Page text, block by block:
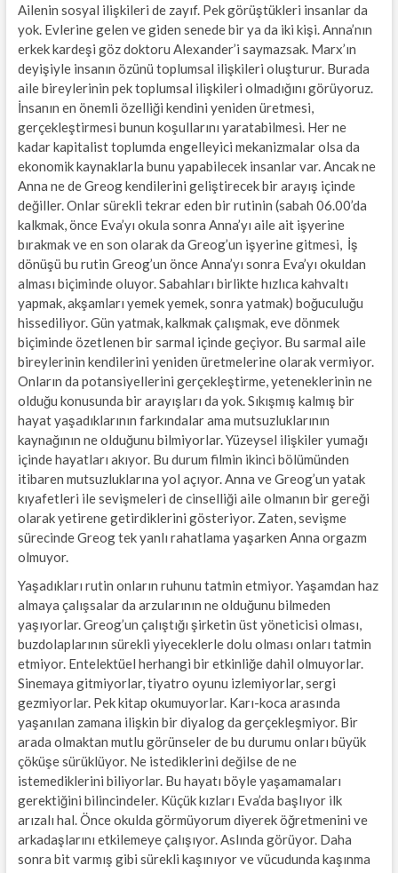
Ailenin sosyal ilişkileri de zayıf. Pek görüştükleri insanlar da
yok. Evlerine gelen ve giden senede bir ya da iki kişi. Anna’nın
erkek kardeşi göz doktoru Alexander’i saymazsak. Marx’ın
deyişiyle insanın özünü toplumsal ilişkileri oluşturur. Burada
aile bireylerinin pek toplumsal ilişkileri olmadığını görüyoruz.
İnsanın en önemli özelliği kendini yeniden üretmesi,
gerçekleştirmesi bunun koşullarını yaratabilmesi. Her ne
kadar kapitalist toplumda engelleyici mekanizmalar olsa da
ekonomik kaynaklarla bunu yapabilecek insanlar var. Ancak ne
Anna ne de Greog kendilerini geliştirecek bir arayış içinde
değiller. Onlar sürekli tekrar eden bir rutinin (sabah 06.00’da
kalkmak, önce Eva’yı okula sonra Anna’yı aile ait işyerine
bırakmak ve en son olarak da Greog’un işyerine gitmesi, İş
dönüşü bu rutin Greog’un önce Anna’yı sonra Eva’yı okuldan
alması biçiminde oluyor. Sabahları birlikte hızlıca kahvaltı
yapmak, akşamları yemek yemek, sonra yatmak) boğuculuğu
hissediliyor. Gün yatmak, kalkmak çalışmak, eve dönmek
biçiminde özetlenen bir sarmal içinde geçiyor. Bu sarmal aile
bireylerinin kendilerini yeniden üretmelerine olarak vermiyor.
Onların da potansiyellerini gerçekleştirme, yeteneklerinin ne
olduğu konusunda bir arayışları da yok. Sıkışmış kalmış bir
hayat yaşadıklarının farkındalar ama mutsuzluklarının
kaynağının ne olduğunu bilmiyorlar. Yüzeysel ilişkiler yumağı
içinde hayatları akıyor. Bu durum filmin ikinci bölümünden
itibaren mutsuzluklarına yol açıyor. Anna ve Greog’un yatak
kıyafetleri ile sevişmeleri de cinselliği aile olmanın bir gereği
olarak yetirene getirdiklerini gösteriyor. Zaten, sevişme
sürecinde Greog tek yanlı rahatlama yaşarken Anna orgazm
olmuyor.
Yaşadıkları rutin onların ruhunu tatmin etmiyor. Yaşamdan haz
almaya çalışsalar da arzularının ne olduğunu bilmeden
yaşıyorlar. Greog’un çalıştığı şirketin üst yöneticisi olması,
buzdolaplarının sürekli yiyeceklerle dolu olması onları tatmin
etmiyor. Entelektüel herhangi bir etkinliğe dahil olmuyorlar.
Sinemaya gitmiyorlar, tiyatro oyunu izlemiyorlar, sergi
gezmiyorlar. Pek kitap okumuyorlar. Karı-koca arasında
yaşanılan zamana ilişkin bir diyalog da gerçekleşmiyor. Bir
arada olmaktan mutlu görünseler de bu durumu onları büyük
çöküşe sürüklüyor. Ne istediklerini değilse de ne
istemediklerini biliyorlar. Bu hayatı böyle yaşamamaları
gerektiğini bilincindeler. Küçük kızları Eva’da başlıyor ilk
arızalı hal. Önce okulda görmüyorum diyerek öğretmenini ve
arkadaşlarını etkilemeye çalışıyor. Aslında görüyor. Daha
sonra bit varmış gibi sürekli kaşınıyor ve vücudunda kaşınma